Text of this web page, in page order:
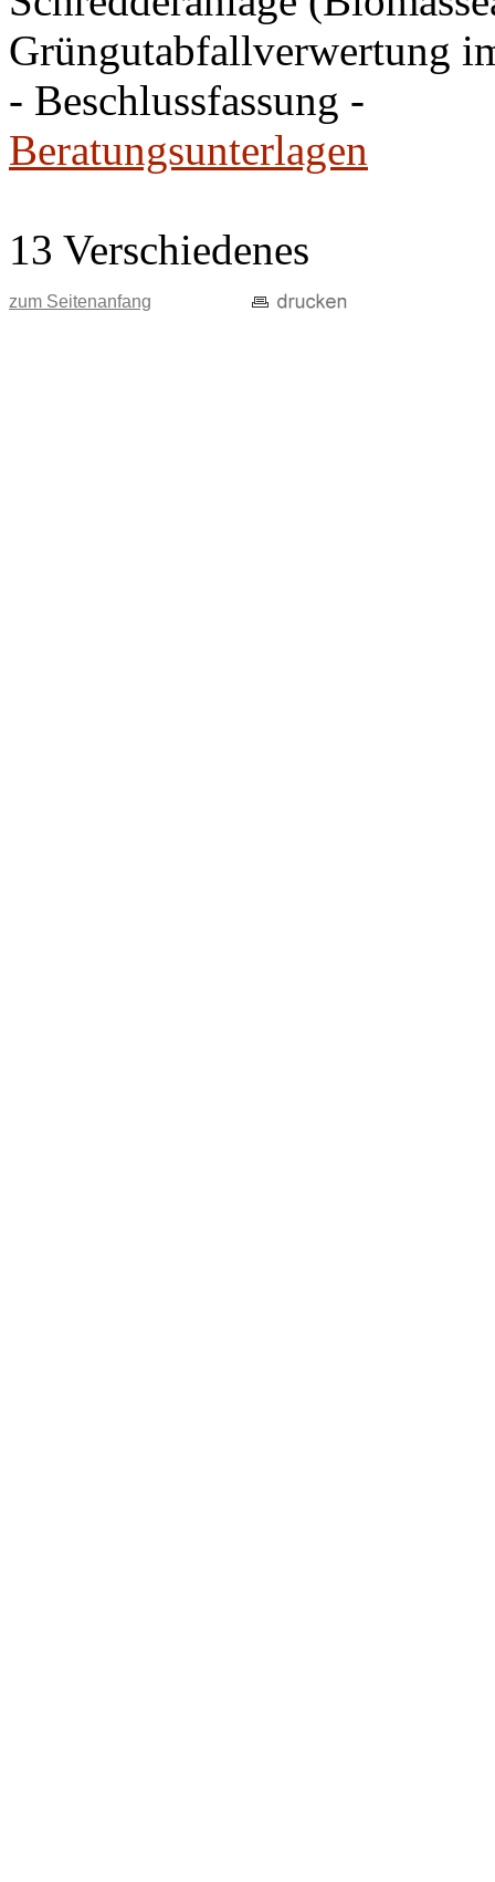
Grüngutabfallverwertung
- Beschlussfassung -
Beratungsunterlagen
13 Verschiedenes
zum Seitenanfang